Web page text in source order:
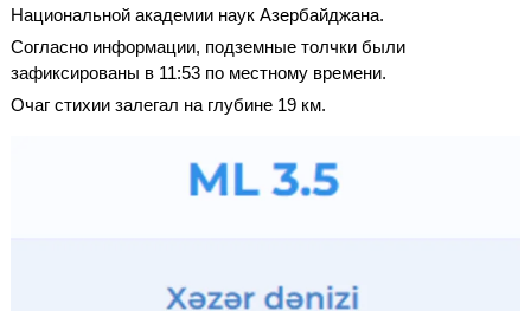
Национальной академии наук Азербайджана.
Согласно информации, подземные толчки были
зафиксированы в 11:53 по местному времени.
Очаг стихии залегал на глубине 19 км.